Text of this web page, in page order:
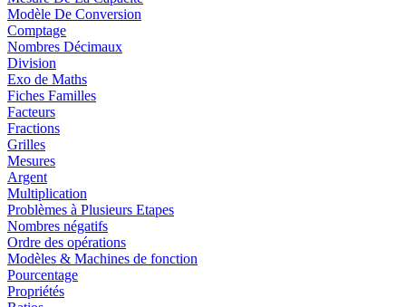
Modèle De Conversion
Comptage
Nombres Décimaux
Division
Exo de Maths
Fiches Familles
Facteurs
Fractions
Grilles
Mesures
Argent
Multiplication
Problèmes à Plusieurs Etapes
Nombres négatifs
Ordre des opérations
Modèles & Machines de fonction
Pourcentage
Propriétés